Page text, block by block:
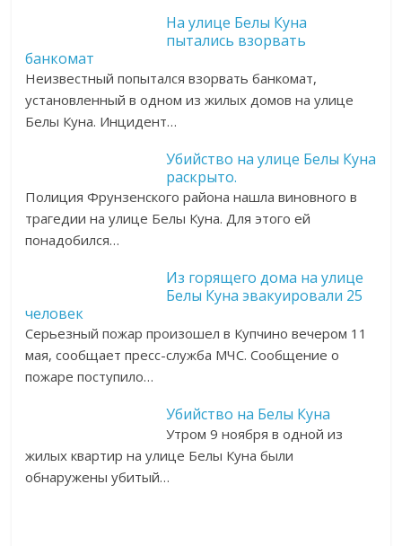
На улице Белы Куна
пытались взорвать
банкомат
Неизвестный попытался взорвать банкомат,
установленный в одном из жилых домов на улице
Белы Куна. Инцидент…
Убийство на улице Белы Куна
раскрыто.
Полиция Фрунзенского района нашла виновного в
трагедии на улице Белы Куна. Для этого ей
понадобился…
Из горящего дома на улице
Белы Куна эвакуировали 25
человек
Серьезный пожар произошел в Купчино вечером 11
мая, сообщает пресс-служба МЧС. Сообщение о
пожаре поступило…
Убийство на Белы Куна
Утром 9 ноября в одной из
жилых квартир на улице Белы Куна были
обнаружены убитый…